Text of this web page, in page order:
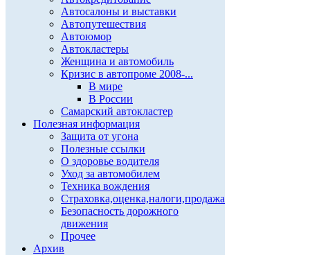
Автосалоны и выставки
Автопутешествия
Автоюмор
Автокластеры
Женщина и автомобиль
Кризис в автопроме 2008-...
В мире
В России
Самарский автокластер
Полезная информация
Защита от угона
Полезные ссылки
О здоровье водителя
Уход за автомобилем
Техника вождения
Страховка,оценка,налоги,продажа
Безопасность дорожного
движения
Прочее
Архив